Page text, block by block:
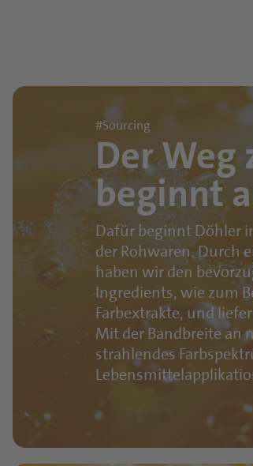
#Sourcing
Der
beginnt
Dafür beginnt Döhler
der Rohwaren. Durch
haben wir den
Ingredients, wie zum
Farbextrakte, und
Mit der Bandbreite an
strahlendes